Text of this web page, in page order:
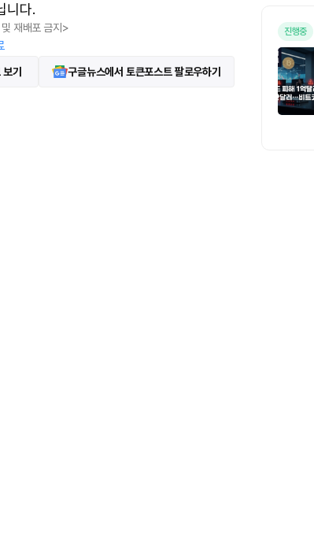
니다.
재배포 금지>
기 구글뉴스에서 토큰포스트 팔로우하기
진행중